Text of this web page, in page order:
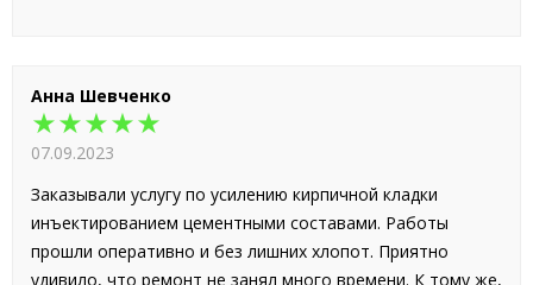
Анна Шевченко
★★★★★
07.09.2023
Заказывали услугу по усилению кирпичной кладки
инъектированием цементными составами. Работы
прошли оперативно и без лишних хлопот. Приятно
удивило, что ремонт не занял много времени. К тому же,